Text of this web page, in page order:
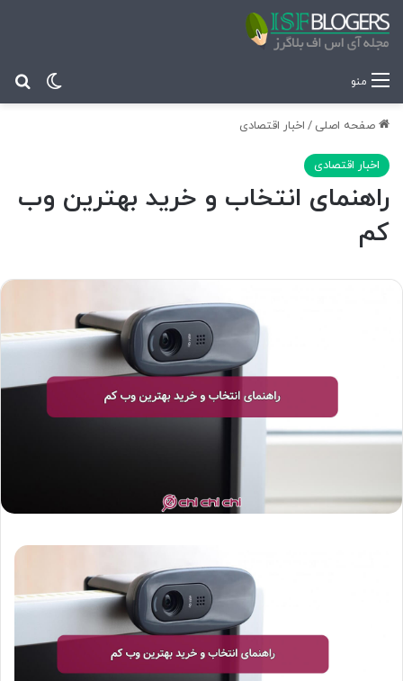
منو
صفحه اصلی / اخبار اقتصادی
اخبار اقتصادی
راهنمای انتخاب و خرید بهترین وب
کم